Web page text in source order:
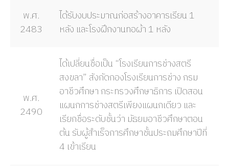
พ.ศ.
2483
ได้รับงบประมาณก่อสร้างอาคารเรียน 1
หลัง และโรงฝึกงานทอผ้า 1 หลัง
พ.ศ.
2490
ได้เปลี่ยนชื่อเป็น “โรงเรียนการช่างสตรี
สงขลา” สังกัดกองโรงเรียนการช่าง กรม
อาชีวศึกษา กระทรวงศึกษาธิการ เปิดสอน
แผนกการช่างสตรีเพียงแผนกเดียว และ
เรียกชื่อระดับชั้นว่า มัธยมอาชีวศึกษาตอน
ต้น รับผู้สำเร็จการศึกษาชั้นประถมศึกษาปีที่
4 เข้าเรียน